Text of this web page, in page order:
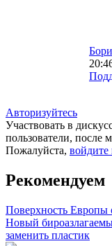
Авторизуйтесь
Участвовать в
пользователи, после
Пожалуйста, войдите
Рекомендуем
Поверхность Европы
Новый
заменить пластик